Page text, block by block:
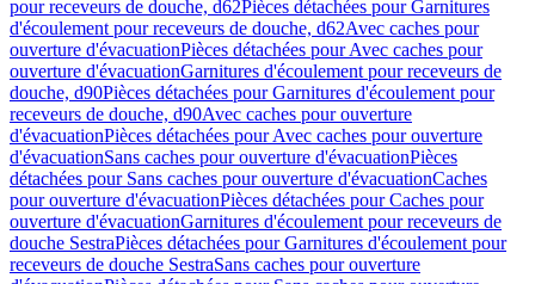
pour receveurs de douche, d62Pièces détachées pour Garnitures
d'écoulement pour receveurs de douche, d62Avec caches pour
ouverture d'évacuationPièces détachées pour Avec caches pour
ouverture d'évacuationGarnitures d'écoulement pour receveurs de
douche, d90Pièces détachées pour Garnitures d'écoulement pour
receveurs de douche, d90Avec caches pour ouverture
d'évacuationPièces détachées pour Avec caches pour ouverture
d'évacuationSans caches pour ouverture d'évacuationPièces
détachées pour Sans caches pour ouverture d'évacuationCaches
pour ouverture d'évacuationPièces détachées pour Caches pour
ouverture d'évacuationGarnitures d'écoulement pour receveurs de
douche SestraPièces détachées pour Garnitures d'écoulement pour
receveurs de douche SestraSans caches pour ouverture